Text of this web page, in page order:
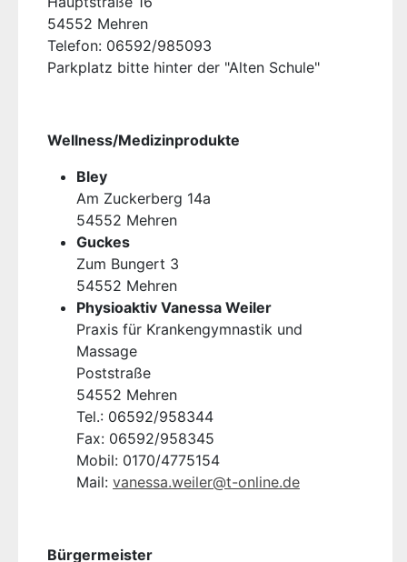
54552 Mehren
Telefon: 06592/985093
Parkplatz bitte hinter der "Alten Schule"
Wellness/Medizinprodukte
Bley
Am Zuckerberg 14a
54552 Mehren
Guckes
Zum Bungert 3
54552 Mehren
Physioaktiv Vanessa Weiler
Praxis für Krankengymnastik und
Massage
Poststraße
54552 Mehren
Tel.: 06592/958344
Fax: 06592/958345
Mobil: 0170/4775154
Mail: vanessa.weiler@t-online.de
Bürgermeister